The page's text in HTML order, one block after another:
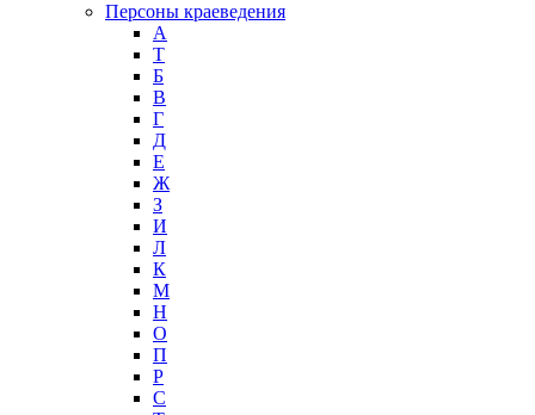
Персоны краеведения
А
T
Б
В
Г
Д
Е
Ж
З
И
Л
К
М
Н
О
П
Р
С